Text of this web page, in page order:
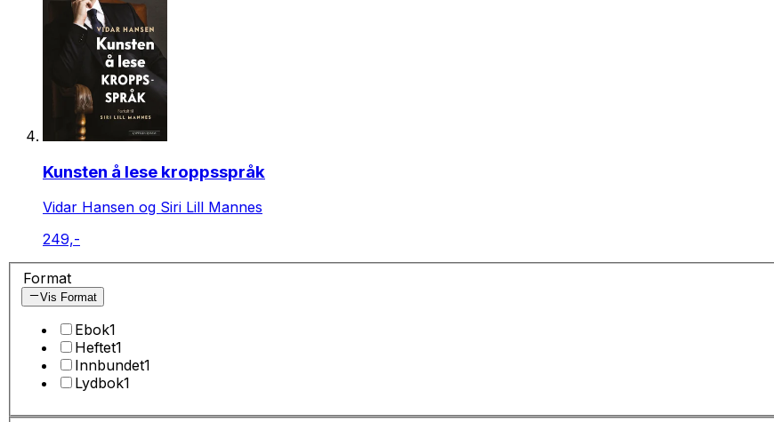
Kunsten å lese kroppsspråk
Vidar Hansen og Siri Lill Mannes
249,-
Format
Vis Format
Ebok1
Heftet1
Innbundet1
Lydbok1